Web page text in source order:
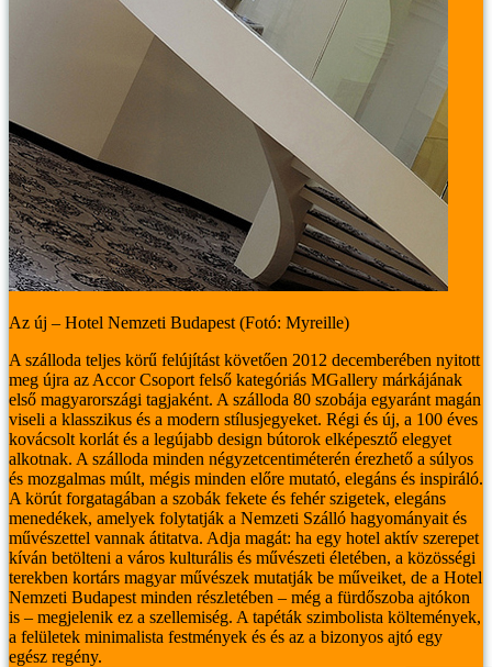
Az új – Hotel Nemzeti Budapest (Fotó: Myreille)
A szálloda teljes körű felújítást követően 2012 decemberében nyitott
meg újra az Accor Csoport felső kategóriás MGallery márkájának
első magyarországi tagjaként. A szálloda 80 szobája egyaránt magán
viseli a klasszikus és a modern stílusjegyeket. Régi és új, a 100 éves
kovácsolt korlát és a legújabb design bútorok elképesztő elegyet
alkotnak. A szálloda minden négyzetcentiméterén érezhető a súlyos
és mozgalmas múlt, mégis minden előre mutató, elegáns és inspiráló.
A körút forgatagában a szobák fekete és fehér szigetek, elegáns
menedékek, amelyek folytatják a Nemzeti Szálló hagyományait és
művészettel vannak átitatva. Adja magát: ha egy hotel aktív szerepet
kíván betölteni a város kulturális és művészeti életében, a közösségi
terekben kortárs magyar művészek mutatják be műveiket, de a Hotel
Nemzeti Budapest minden részletében – még a fürdőszoba ajtókon
is – megjelenik ez a szellemiség. A tapéták szimbolista költemények,
a felületek minimalista festmények és és az a bizonyos ajtó egy
egész regény.